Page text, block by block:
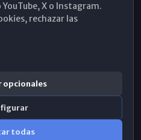
X o Instagram.
rechazar las
opcionales
todas